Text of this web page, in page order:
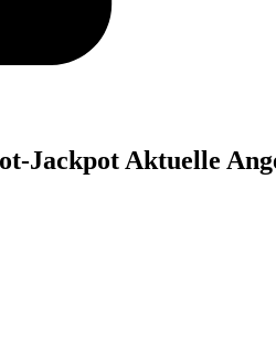
Jackpot Aktuelle